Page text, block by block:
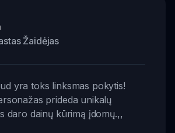
Žaidėjas
yra toks linksmas pokytis!
prideda unikalų
daro dainų kūrimą įdomų.,,